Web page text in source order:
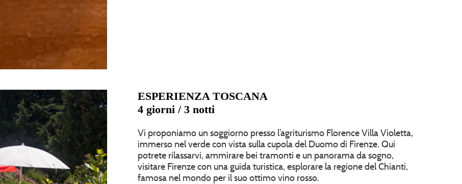
ESPERIENZA TOSCANA
4 giorni / 3 notti
Vi proponiamo un soggiorno presso l’agriturismo Florence Villa Violetta,
immerso nel verde con vista sulla cupola del Duomo di Firenze. Qui
potrete rilassarvi, ammirare bei tramonti e un panorama da sogno,
visitare Firenze con una guida turistica, esplorare la regione del Chianti,
famosa nel mondo per il suo ottimo vino rosso.